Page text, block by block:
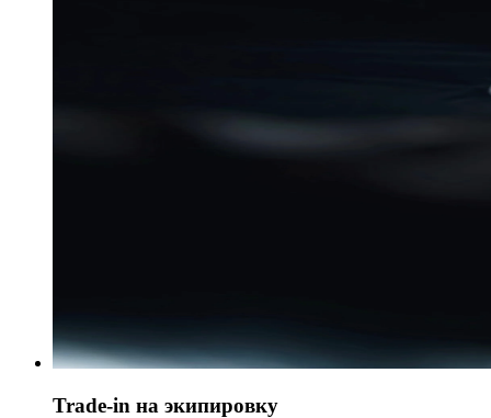
Trade-in на экипировку